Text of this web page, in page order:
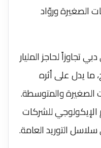
الصغيرة وروّاد
تجاوزاً لحاجز المليار
ما يدل على أثره
الصغيرة والمتوسطة.
الإيكولوجي للشركات
التوريد العامة.